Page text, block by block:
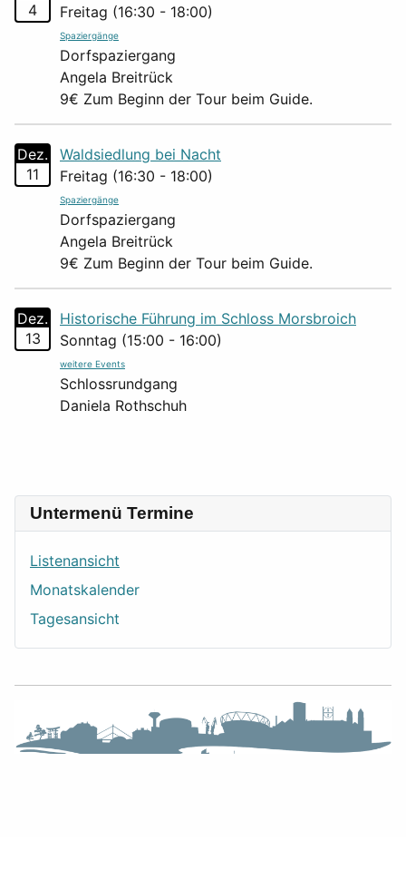
4
Freitag (16:30 - 18:00)
Spaziergänge
Dorfspaziergang
Angela Breitrück
9€ Zum Beginn der Tour beim Guide.
Dez.
11
Waldsiedlung bei Nacht
Freitag (16:30 - 18:00)
Spaziergänge
Dorfspaziergang
Angela Breitrück
9€ Zum Beginn der Tour beim Guide.
Dez.
13
Historische Führung im Schloss Morsbroich
Sonntag (15:00 - 16:00)
weitere Events
Schlossrundgang
Daniela Rothschuh
Untermenü Termine
Listenansicht
Monatskalender
Tagesansicht